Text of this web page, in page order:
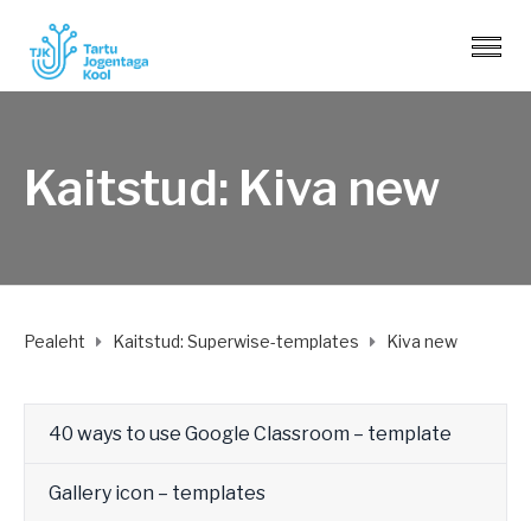
Kaitstud: Kiva new
Pealeht Kaitstud: Superwise-templates Kiva new
40 ways to use Google Classroom – template
Gallery icon – templates